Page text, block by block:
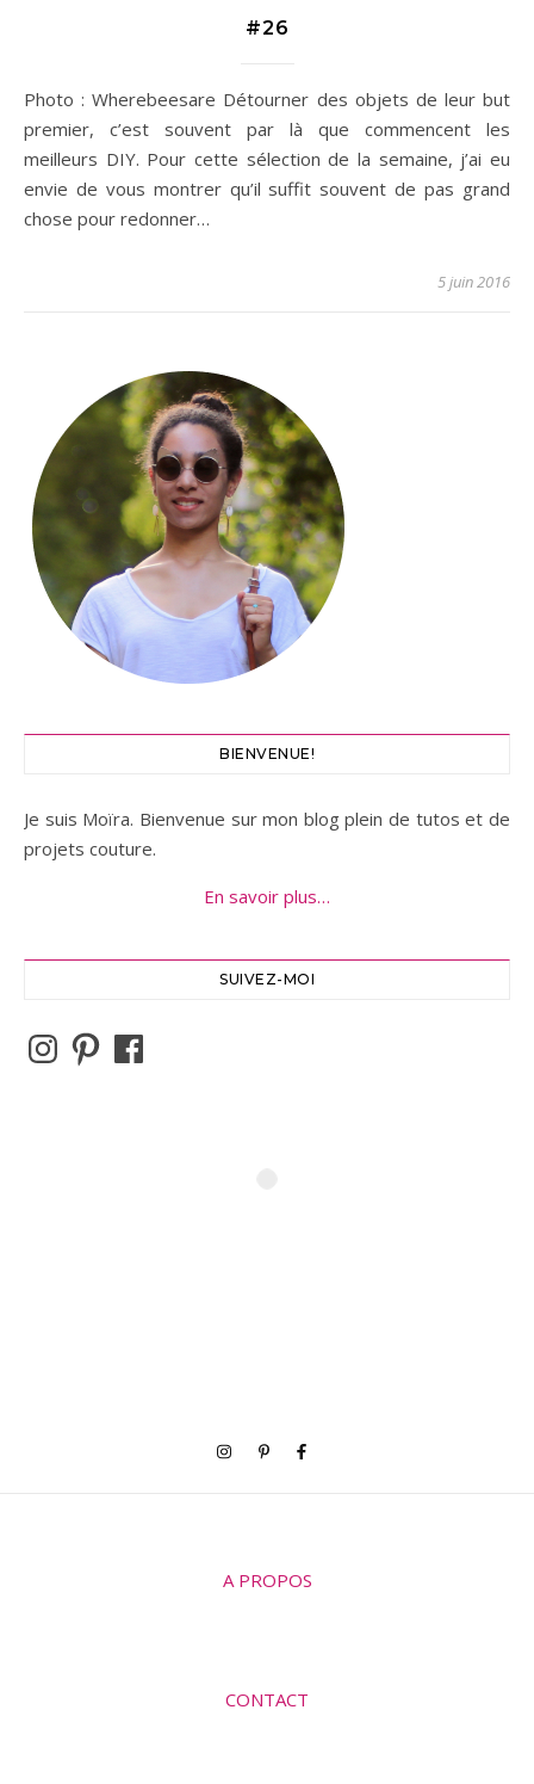
#26
Photo : Wherebeesare Détourner des objets de leur but
premier, c’est souvent par là que commencent les
meilleurs DIY. Pour cette sélection de la semaine, j’ai eu
envie de vous montrer qu’il suffit souvent de pas grand
chose pour redonner…
5 juin 2016
BIENVENUE!
Je suis Moïra. Bienvenue sur mon blog plein de tutos et de
projets couture.
En savoir plus…
SUIVEZ-MOI
Instagram
PinterestFacebook
A PROPOS
CONTACT